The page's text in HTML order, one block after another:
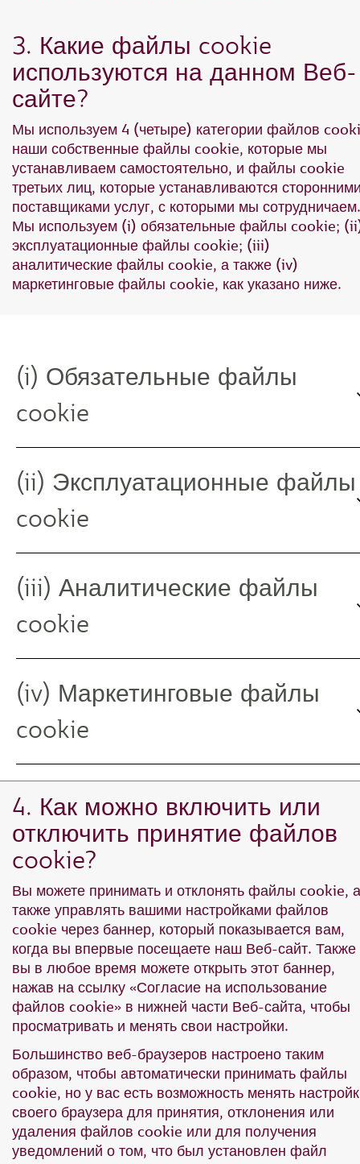
3. Какие файлы cookie
используются на данном Веб-
сайте?
Мы используем 4 (четыре) категории файлов
наши собственные файлы cookie, которые мы
устанавливаем самостоятельно, и файлы cookie
третьих лиц, которые устанавливаются
поставщиками услуг, с которыми мы сотрудничаем.
Мы используем (i) обязательные файлы cookie;
эксплуатационные файлы cookie; (iii)
аналитические файлы cookie, а также (iv)
маркетинговые файлы cookie, как указано ниже.
(i) Обязательные файлы
cookie
(ii) Эксплуатационные файлы
cookie
(iii) Аналитические файлы
cookie
(iv) Маркетинговые файлы
cookie
4. Как можно включить или
отключить принятие файлов
cookie?
Вы можете принимать и отклонять файлы cookie, а
также управлять вашими настройками файлов
cookie через баннер, который показывается вам,
когда вы впервые посещаете наш Веб-сайт. Также
вы в любое время можете открыть этот баннер,
нажав на ссылку «Согласие на использование
файлов cookie» в нижней части Веб-сайта, чтобы
просматривать и менять свои настройки.
Большинство веб-браузеров настроено таким
образом, чтобы автоматически принимать файлы
cookie, но у вас есть возможность менять
своего браузера для принятия, отклонения или
удаления файлов cookie или для получения
уведомлений о том, что был установлен файл